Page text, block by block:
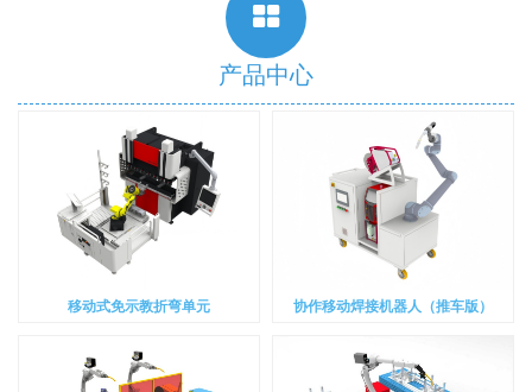
产品中心
移动式免示教折弯单元 协作移动焊接机器人（推车版）